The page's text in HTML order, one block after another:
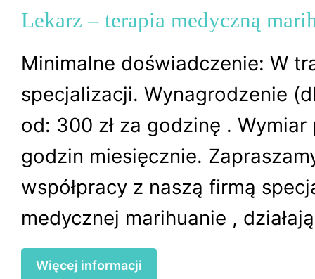
Lekarz – terapia medyczną
Minimalne doświadczenie: W
specjalizacji. Wynagrodzenie
od: 300 zł za godzinę .
godzin miesięcznie.
współpracy z naszą firmą
medycznej marihuanie ,
Więcej informacji